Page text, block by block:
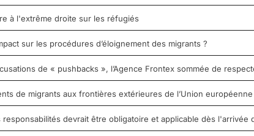
à l'extrême droite sur les réfugiés
sur les procédures d’éloignement des migrants ?
de « pushbacks », l’Agence Frontex sommée de
de migrants aux frontières extérieures de l’Union
responsabilités devrait être obligatoire et applicable dès l'arrivée